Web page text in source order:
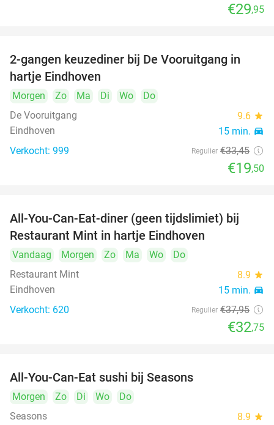
€29,95
42%
2-gangen keuzediner bij De Vooruitgang in
hartje Eindhoven
Morgen Zo Ma Di Wo
Do
De Vooruitgang
9.6 star
Eindhoven 15 min. directions_car
Verkocht: 999 Regulier €33,45
€19,50
14%
All-You-Can-Eat-diner (geen tijdslimiet) bij
Restaurant Mint in hartje Eindhoven
Vandaag Morgen Zo Ma Wo
Do
Restaurant Mint
8.9 star
Eindhoven 15 min. directions_car
Verkocht: 620 Regulier €37,95
€32,75
All-You-Can-Eat sushi bij Seasons
Morgen Zo Di Wo
Do
Seasons
8.9 star